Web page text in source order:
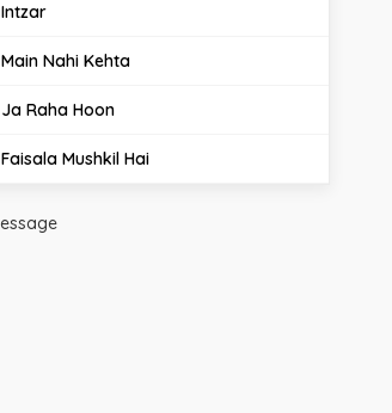
Intzar
Main Nahi Kehta
Ja Raha Hoon
Faisala Mushkil Hai